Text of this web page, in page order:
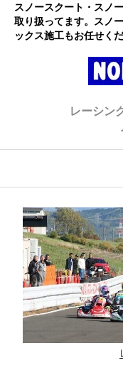
プ
スノースクート・スノ
取り扱ってます。スノ
ックス施工もお任せく
ト
レーシン